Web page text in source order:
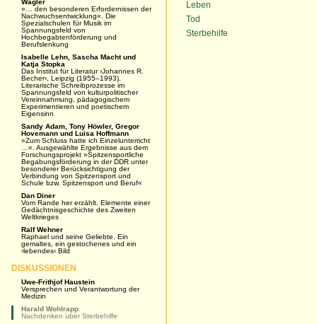
Leben
Tod
Sterbehilfe
Wagler
»… den besonderen Erfordernissen der
Nachwuchsentwicklung«. Die
Spezialschulen für Musik im
Spannungsfeld von
Hochbegabtenförderung und
Berufslenkung
Isabelle Lehn, Sascha Macht und
Katja Stopka
Das Institut für Literatur ›Johannes R.
Becher‹, Leipzig (1955–1993).
Literarische Schreibprozesse im
Spannungsfeld von kulturpolitischer
Vereinnahmung, pädagogischem
Experimentieren und poetischem
Eigensinn
Sandy Adam, Tony Höwler, Gregor
Hovemann und Luisa Hoffmann
»Zum Schluss hatte ich Einzelunterricht
…«. Ausgewählte Ergebnisse aus dem
Forschungsprojekt »Spitzensportliche
Begabungsförderung in der DDR unter
besonderer Berücksichtigung der
Verbindung von Spitzensport und
Schule bzw. Spitzensport und Beruf«
Dan Diner
Vom Rande her erzählt. Elemente einer
Gedächtnisgeschichte des Zweiten
Weltkrieges
Ralf Wehner
Raphael und seine Geliebte. Ein
gemaltes, ein gestochenes und ein
›lebendes‹ Bild
DISKUSSIONEN
Uwe-Frithjof Haustein
Versprechen und Verantwortung der
Medizin
Harald Wohlrapp
Nachdenken über Sterbehilfe